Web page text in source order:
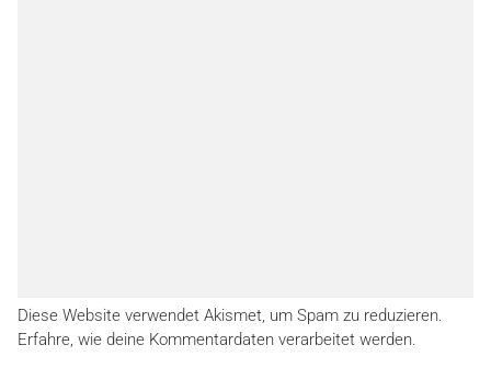
Diese Website verwendet Akismet, um Spam zu reduzieren.
Erfahre, wie deine Kommentardaten verarbeitet werden.